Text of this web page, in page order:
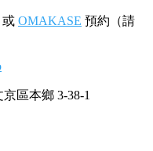
或 OMAKASE 預約（請
區本鄉 3-38-1